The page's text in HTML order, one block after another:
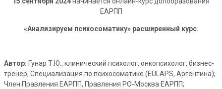
ЕАРПП
«Анализируем психосоматику» расширенный курс.
Автор: Гунар Т.Ю., клинический психолог, онкопсихолог, бизнес-
тренер, Специализация по психосоматике (EULAPS, Аргентина);
Член Правления ЕАРПП, Правления РО-Москва ЕАРПП;